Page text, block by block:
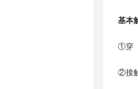
基本
①穿
②接